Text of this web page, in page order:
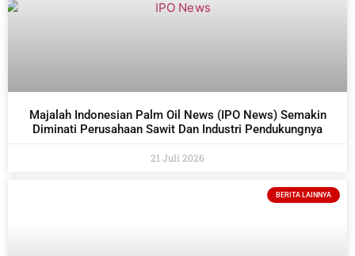
Majalah Indonesian Palm Oil News (IPO News) Semakin
Diminati Perusahaan Sawit Dan Industri Pendukungnya
21 Juli 2026
BERITA LAINNYA